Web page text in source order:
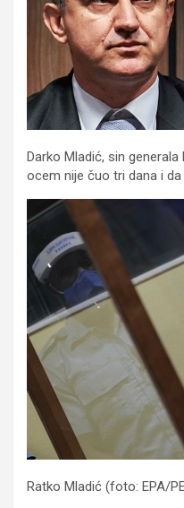
Darko Mladić, sin
ocem nije čuo tri dana i
Ratko Mladić (foto: EPA/